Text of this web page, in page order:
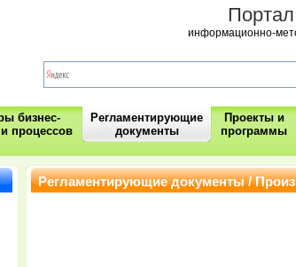
информационно-
бизнес-
процессов
Регламентирующие
документы
Проекты и
программы
Регламентирующие документы /